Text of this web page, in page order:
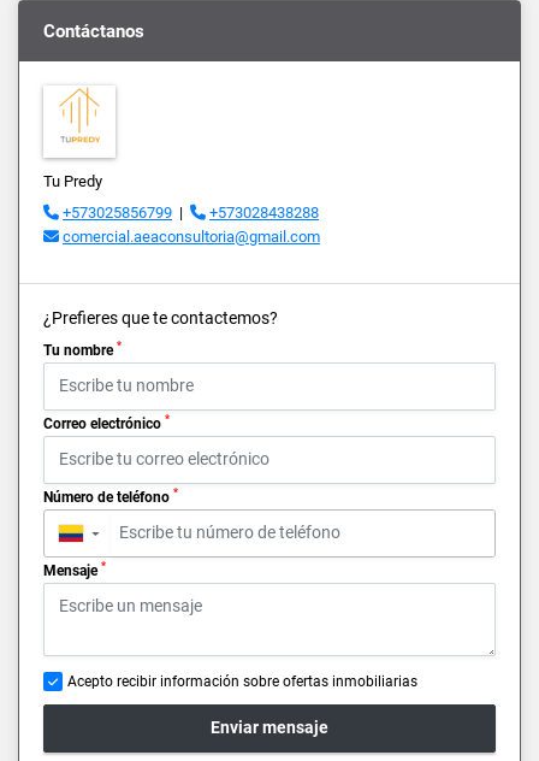
Contáctanos
Tu Predy
+573025856799 |
+573028438288
comercial.aeaconsultoria@gmail.com
¿Prefieres que te contactemos?
Tu nombre *
Correo electrónico *
Número de teléfono *
▼
Mensaje *
Acepto recibir información sobre ofertas inmobiliarias
Enviar mensaje